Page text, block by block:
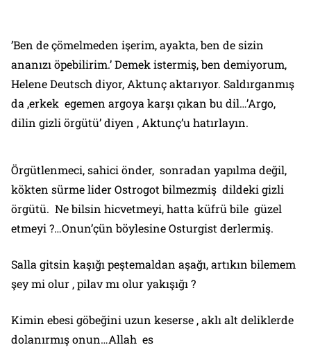
’Ben de çömelmeden işerim, ayakta, ben de sizin
ananızı öpebilirim.’ Demek istermiş, ben demiyorum,
Helene Deutsch diyor, Aktunç aktarıyor. Saldırganmış
da ,erkek egemen argoya karşı çıkan bu dil…’Argo,
dilin gizli örgütü’ diyen , Aktunç’u hatırlayın.
Örgütlenmeci, sahici önder, sonradan yapılma değil,
kökten sürme lider Ostrogot bilmezmiş dildeki gizli
örgütü. Ne bilsin hicvetmeyi, hatta küfrü bile güzel
etmeyi ?…Onun’çün böylesine Osturgist derlermiş.
Salla gitsin kaşığı peştemaldan aşağı, artıkın bilemem
şey mi olur , pilav mı olur yakışığı ?
Kimin ebesi göbeğini uzun keserse , aklı alt deliklerde
dolanırmış onun…Allah es